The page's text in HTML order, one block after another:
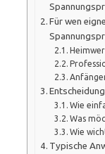
Für wen
Wie
Was
Wie
Typische